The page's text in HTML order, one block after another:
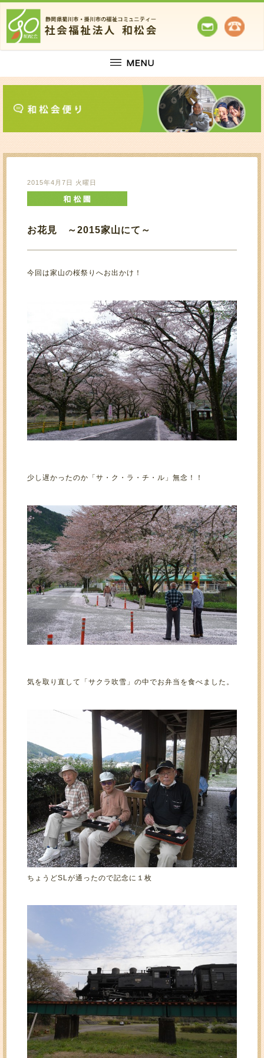
2015年4月7日 火曜日
お花見 ～2015家山にて～
今回は家山の桜祭りへお出かけ！
少し遅かったのか「サ・ク・ラ・チ・ル」無念！！
気を取り直して「サクラ吹雪」の中でお弁当を食べました。
ちょうどSLが通ったので記念に１枚